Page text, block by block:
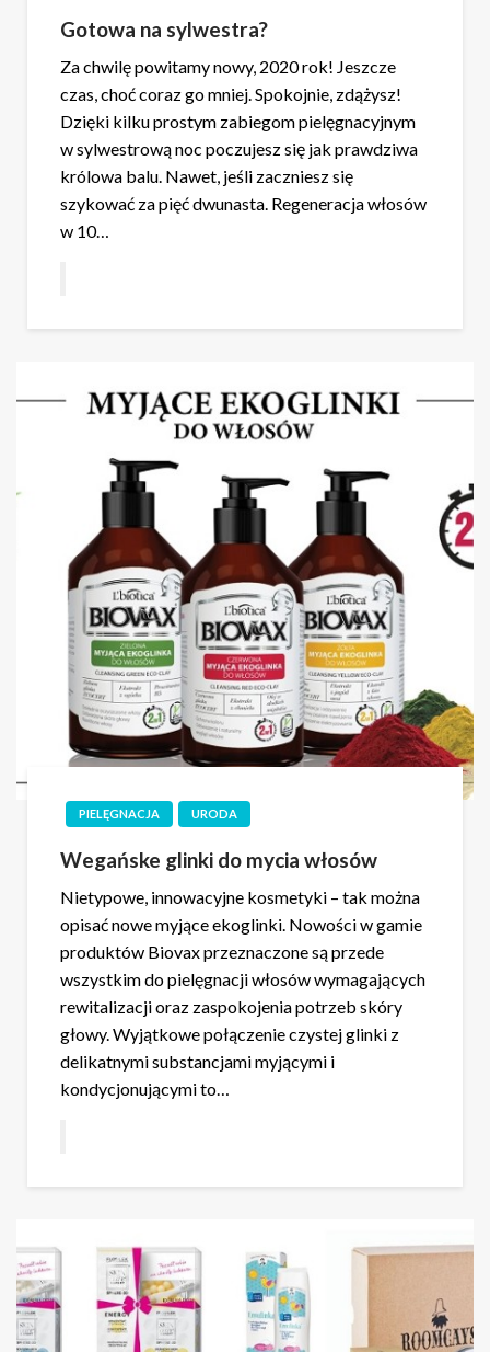
Gotowa na sylwestra?
Za chwilę powitamy nowy, 2020 rok! Jeszcze
czas, choć coraz go mniej. Spokojnie, zdążysz!
Dzięki kilku prostym zabiegom pielęgnacyjnym
w sylwestrową noc poczujesz się jak prawdziwa
królowa balu. Nawet, jeśli zaczniesz się
szykować za pięć dwunasta. Regeneracja włosów
w 10…
PIELĘGNACJA URODA
Wegańske glinki do mycia włosów
Nietypowe, innowacyjne kosmetyki – tak można
opisać nowe myjące ekoglinki. Nowości w gamie
produktów Biovax przeznaczone są przede
wszystkim do pielęgnacji włosów wymagających
rewitalizacji oraz zaspokojenia potrzeb skóry
głowy. Wyjątkowe połączenie czystej glinki z
delikatnymi substancjami myjącymi i
kondycjonującymi to…